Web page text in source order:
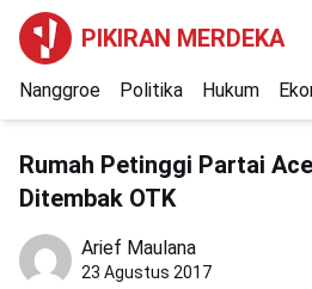
PIKIRAN MERDEKA
Nanggroe Politika Hukum
Rumah Petinggi Partai
Ditembak OTK
Arief Maulana
23 Agustus 2017